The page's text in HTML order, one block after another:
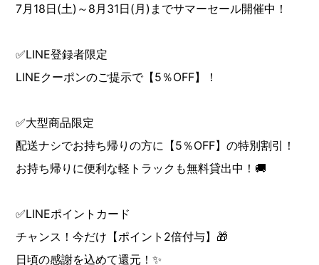
7月18日(土)～8月31日(月)までサマーセール開催中！
✅LINE登録者限定
LINEクーポンのご提示で【5％OFF】！
✅大型商品限定
配送ナシでお持ち帰りの方に【5％OFF】の特別割引！
お持ち帰りに便利な軽トラックも無料貸出中！🚚
✅LINEポイントカード
チャンス！今だけ【ポイント2倍付与】🎁
日頃の感謝を込めて還元！✨